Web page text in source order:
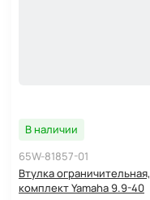
В наличии
65W-81857-01
Втулка ограничительная,
комплект Yamaha 9.9-40